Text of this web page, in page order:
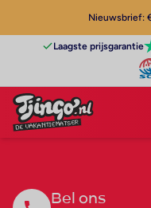
Nieuwsbrief:
Laagste prijsgarantie
Bel ons